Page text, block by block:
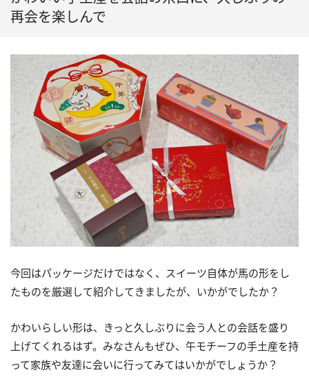
再会を楽しんで
今回はパッケージだけではなく、スイーツ自体が馬の形をし
たものを厳選して紹介してきましたが、いかがでしたか？
かわいらしい形は、きっと久しぶりに会う人との会話を盛り
上げてくれるはず。みなさんもぜひ、午モチーフの手土産を持
って家族や友達に会いに行ってみてはいかがでしょうか？